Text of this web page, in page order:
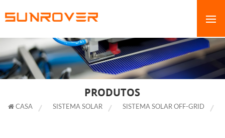
PRODUTOS
CASA SISTEMA SOLAR SISTEMA SOLAR OFF-GRID